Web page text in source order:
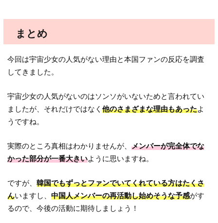
まとめ
今回は宇宙少女の人気がない理由と本国ファンの反応を調査
してきました。
宇宙少女の人気がないのはソンソがいないためと言われてい
ましたが、それだけではなく他のさまざまな理由もあったよ
うですね。
実際のところ真相はわかりませんが、メンバーが完全体でな
かった部分が一番大きいように思いますね。
ですが、韓国でもずっとファンでいてくれている方はたくさ
んいますし、中国人メンバーの再活動し始めそうな予感がす
るので、今後の活動に期待しましょう！